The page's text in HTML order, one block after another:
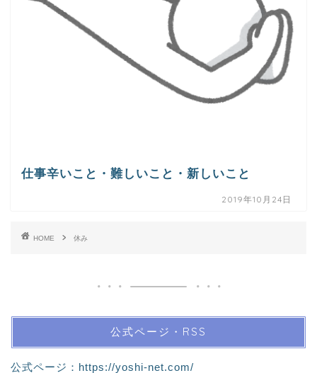
仕事辛いこと・難しいこと・新しいこと
2019年10月24日
HOME 休み
公式ページ・RSS
公式ページ： https://yoshi-net.com/